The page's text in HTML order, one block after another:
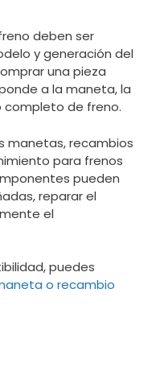
deben ser
y generación del
una pieza
a la maneta, la
completo de freno.
manetas, recambios
para frenos
pueden
reparar el
el
puedes
o recambio